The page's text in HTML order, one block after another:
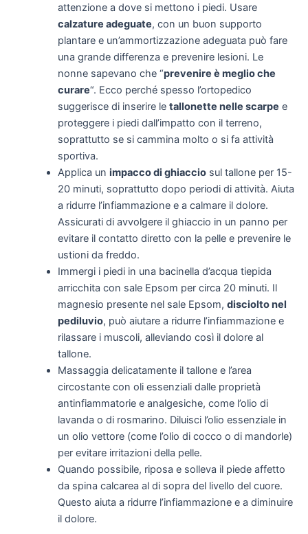
attenzione a dove si mettono i piedi. Usare
calzature adeguate, con un buon supporto
plantare e un’ammortizzazione adeguata può fare
una grande differenza e prevenire lesioni. Le
nonne sapevano che “prevenire è meglio che
curare“. Ecco perché spesso l’ortopedico
suggerisce di inserire le tallonette nelle scarpe e
proteggere i piedi dall’impatto con il terreno,
soprattutto se si cammina molto o si fa attività
sportiva.
Applica un impacco di ghiacciosul tallone per 15-
20 minuti, soprattutto dopo periodi di attività. Aiuta
a ridurre l’infiammazione e a calmare il dolore.
Assicurati di avvolgere il ghiaccio in un panno per
evitare il contatto diretto con la pelle e prevenire le
ustioni da freddo.
Immergi i piedi in una bacinella d’acqua tiepida
arricchita con sale Epsom per circa 20 minuti. Il
magnesio presente nel sale Epsom, disciolto nel
pediluvio, può aiutare a ridurre l’infiammazione e
rilassare i muscoli, alleviando così il dolore al
tallone.
Massaggia delicatamente il tallone e l’area
circostante con oli essenziali dalle proprietà
antinfiammatorie e analgesiche, come l’olio di
lavanda o di rosmarino. Diluisci l’olio essenziale in
un olio vettore (come l’olio di cocco o di mandorle)
per evitare irritazioni della pelle.
Quando possibile, riposa e solleva il piede affetto
da spina calcarea al di sopra del livello del cuore.
Questo aiuta a ridurre l’infiammazione e a diminuire
il dolore.